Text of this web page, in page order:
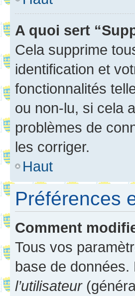
A quoi sert
Cela supprime
identification et
fonctionnalités
ou non-lu, si cela
problèmes de
les corriger.
Haut
Préférences
Comment
Tous vos
base de
l’utilisateur